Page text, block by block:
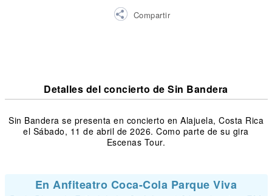
Compartir
Detalles del concierto de Sin Bandera
Sin Bandera se presenta en concierto en Alajuela, Costa Rica
el Sábado, 11 de abril de 2026. Como parte de su gira
Escenas Tour.
En Anfiteatro Coca-Cola Parque Viva